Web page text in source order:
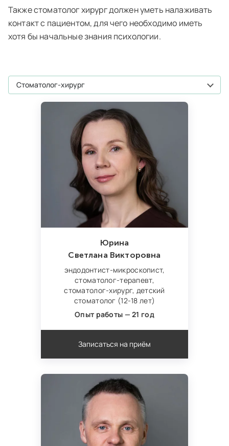
Также стоматолог хирург должен уметь налаживать
контакт с пациентом, для чего необходимо иметь
хотя бы начальные знания психологии.
стоматолог‑хирург
Юрина
Светлана Викторовна
эндодонтист‑микроскопист,
стоматолог-терапевт,
стоматолог‑хирург, детский
стоматолог (12-18 лет)
Опыт работы — 21 год
Записаться на приём